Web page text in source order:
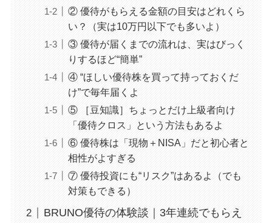
② 優待がもらえる金額の目安はどれくら
い？（実は10万円以下でも多いよ）
③ 優待が届くまでの流れは、実はびっく
りするほど“簡単”
④ “ほしい優待株を買って持っておくだ
け”で毎年届くよ
⑤ ［豆知識］ちょっとだけ上級者向け
「優待クロス」という方法もあるよ
⑥ 優待株は「現物＋NISA」だと初心者と
相性がよすぎる
⑦ 優待投資にも“リスク”はあるよ（でも
対策もできる）
BRUNO優待の体験談｜3年連続でもらえ